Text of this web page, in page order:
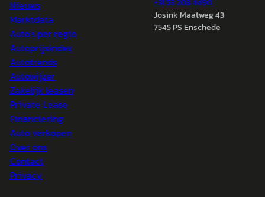
Nieuws
Marktdata
Auto's per regio
Autoprijsindex
Autotrends
Autowijzer
Zakelijk leasen
Private Lease
Financiering
Auto verkopen
Over ons
Contact
Privacy
+31 53 208 4490
Josink Maatweg 43
7545 PS Enschede